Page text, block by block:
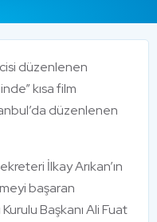
düzenlenen
kısa film
düzenlenen
İlkay Arıkan’ın
başaran
Başkanı Ali Fuat